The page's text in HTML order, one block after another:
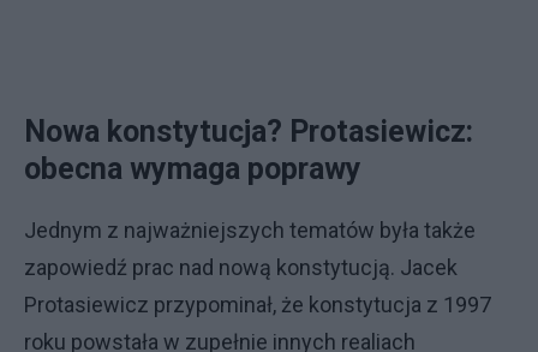
Nowa konstytucja? Protasiewicz:
obecna wymaga poprawy
Jednym z najważniejszych tematów była także
zapowiedź prac nad nową konstytucją. Jacek
Protasiewicz przypominał, że konstytucja z 1997
roku powstała w zupełnie innych realiach